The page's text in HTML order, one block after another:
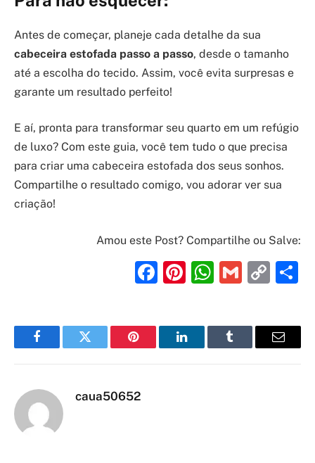
Antes de começar, planeje cada detalhe da sua
cabeceira estofada passo a passo, desde o tamanho
até a escolha do tecido. Assim, você evita surpresas e
garante um resultado perfeito!
E aí, pronta para transformar seu quarto em um refúgio
de luxo? Com este guia, você tem tudo o que precisa
para criar uma cabeceira estofada dos seus sonhos.
Compartilhe o resultado comigo, vou adorar ver sua
criação!
Amou este Post? Compartilhe ou Salve:
Facebook
Pinterest
Gmail
FacebookTwitter Pinterest LinkedInTumblr Email
caua50652